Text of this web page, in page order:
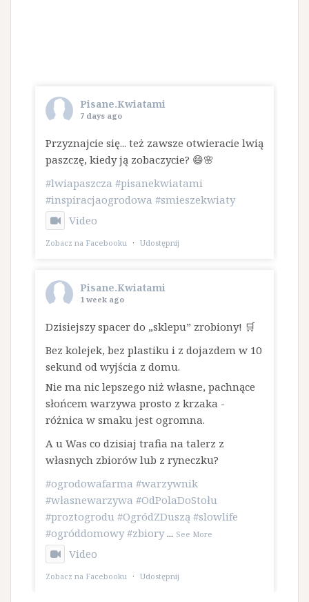
Pisane.Kwiatami
7 days ago
Przyznajcie się... też zawsze otwieracie lwią
paszczę, kiedy ją zobaczycie? 😄🌸
#lwiapaszcza #pisanekwiatami
#inspiracjaogrodowa #smieszekwiaty
Video
Zobacz na Facebooku · Udostępnij
Pisane.Kwiatami
1 week ago
Dzisiejszy spacer do „sklepu” zrobiony! 🛒
Bez kolejek, bez plastiku i z dojazdem w 10
sekund od wyjścia z domu.
​Nie ma nic lepszego niż własne, pachnące
słońcem warzywa prosto z krzaka -
różnica w smaku jest ogromna.
A u Was co dzisiaj trafia na talerz z
własnych zbiorów lub z ryneczku?
#ogrodowafarma #warzywnik
#własnewarzywa #OdPolaDoStołu
#proztogrodu #OgródZDuszą #slowlife
#ogróddomowy #zbiory ... See More
Video
Zobacz na Facebooku · Udostępnij